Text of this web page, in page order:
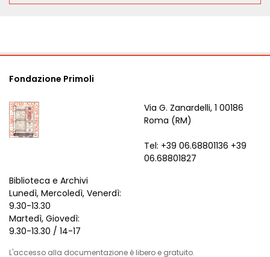
Fondazione Primoli
Via G. Zanardelli, 1 00186
Roma (RM)
Tel: +39 06.68801136 +39
06.68801827
Biblioteca e Archivi
Lunedì, Mercoledì, Venerdì:
9.30-13.30
Martedì, Giovedì:
9.30-13.30 / 14-17
L'accesso alla documentazione è libero e gratuito.